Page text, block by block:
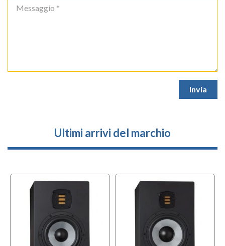
Ultimi arrivi del marchio